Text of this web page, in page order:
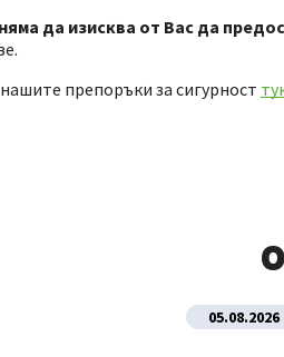
да изисква от Вас да
препоръки за сигурност
05.08.2026